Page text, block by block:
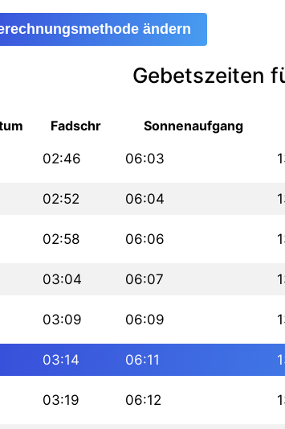
ändern
Gebetszeiten
Fadschr Sonnenaufgang
02:46 06:03
02:52 06:04
02:58 06:06
03:04 06:07
03:09 06:09
03:14 06:11
03:19 06:12